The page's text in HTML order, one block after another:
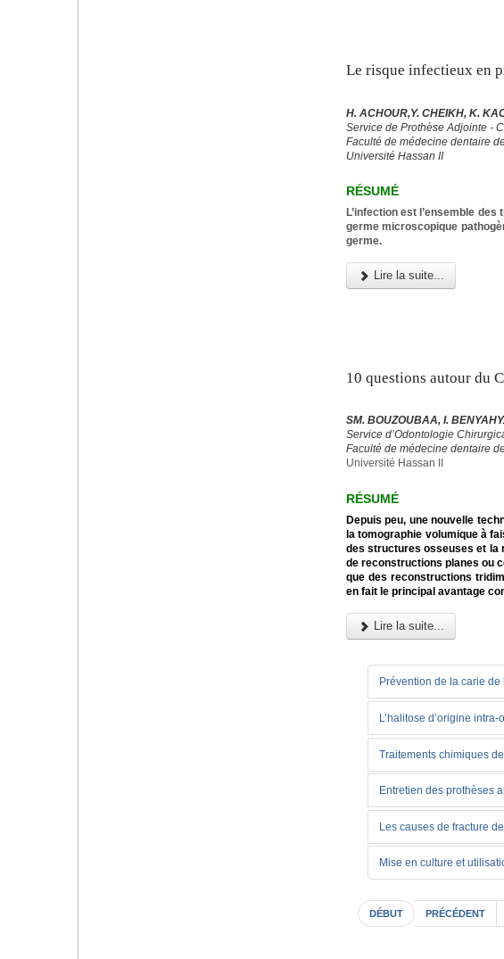
Le risque infectieux en
H. ACHOUR,Y. CHEIKH, K.
Service de Prothèse Adjointe -
Faculté de médecine dentaire
Université Hassan II
RÉSUMÉ
L’infection est l’ensemble
germe microscopique
germe.
Lire la suite...
10 questions autour du
SM. BOUZOUBAA, I.
Service d’Odontologie
Faculté de médecine dentaire
Université Hassan II
RÉSUMÉ
Depuis peu, une nouvelle
la tomographie volumique à
des structures osseuses et la
de reconstructions planes ou
que des reconstructions
en fait le principal avantage
Lire la suite...
Prévention de la carie de
L’halitose d’origine
Traitements chimiques
Entretien des prothèses
Les causes de fracture
Mise en culture et
DÉBUT PRÉCÉDENT